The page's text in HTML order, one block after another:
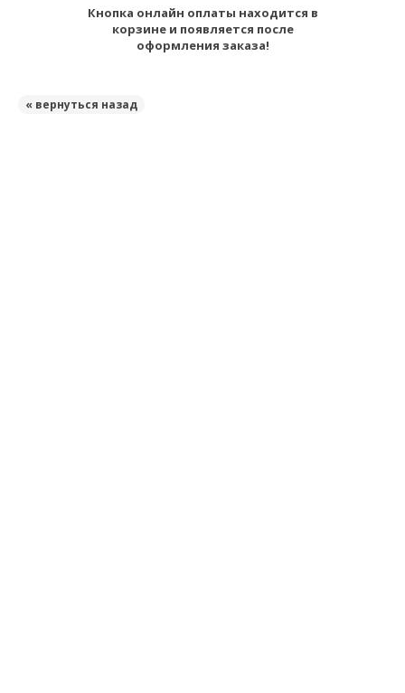
Кнопка онлайн оплаты находится в
корзине и появляется после
оформления заказа!
« вернуться назад